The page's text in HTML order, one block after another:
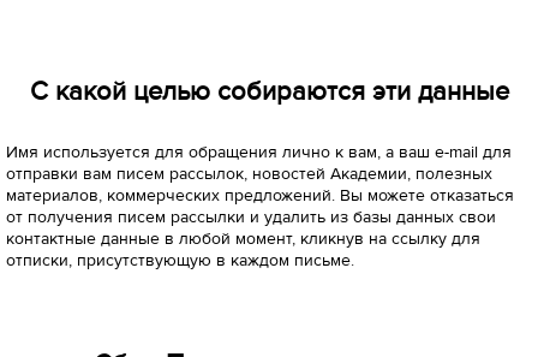
С какой целью собираются эти данные
Имя используется для обращения лично к вам, а ваш e-mail для
отправки вам писем рассылок, новостей Академии, полезных
материалов, коммерческих предложений. Вы можете отказаться
от получения писем рассылки и удалить из базы данных свои
контактные данные в любой момент, кликнув на ссылку для
отписки, присутствующую в каждом письме.